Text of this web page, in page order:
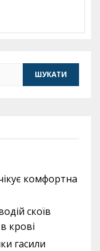
комфортна
скоїв
крові
гасили